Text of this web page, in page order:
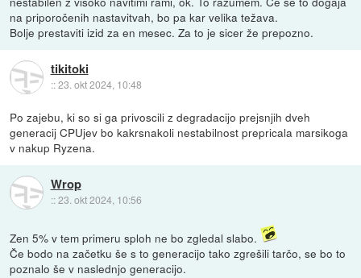
na priporočenih nastavitvah, bo pa kar velika težava.
Bolje prestaviti izid za en mesec. Za to je sicer že prepozno.
tikitoki
::23. okt 2024, 10:48
Po zajebu, ki so si ga privoscili z degradacijo prejsnjih dveh
generacij CPUjev bo kakrsnakoli nestabilnost prepricala marsikoga
v nakup Ryzena.
Wrop
::23. okt 2024, 10:56
Zen 5% v tem primeru sploh ne bo zgledal slabo.
Če bodo na začetku še s to generacijo tako zgrešili tarčo, se bo to
poznalo še v naslednjo generacijo.